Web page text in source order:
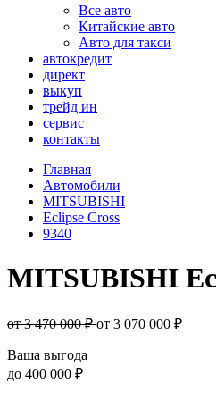
Все авто
Китайские авто
Авто для такси
автокредит
директ
выкуп
трейд ин
сервис
контакты
Главная
Автомобили
MITSUBISHI
Eclipse Cross
9340
MITSUBISHI
от 3 470 000 ₽от 3 070 000 ₽
Ваша выгода
до 400 000 ₽